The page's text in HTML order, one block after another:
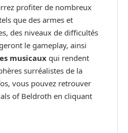
profiter de nombreux
que des armes et
des niveaux de difficultés
le gameplay, ainsi
musicaux qui rendent
surréalistes de la
vous pouvez retrouver
of Beldroth en cliquant